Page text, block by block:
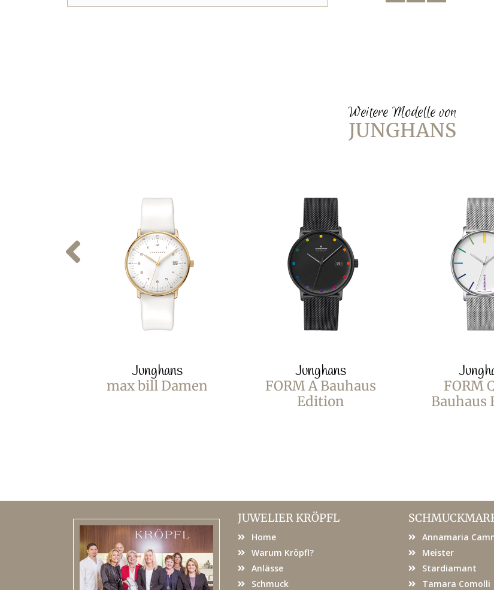
Weitere Modelle von
JUNGHANS
Junghans
max bill Damen
Junghans
FORM A Bauhaus
Edition
FORM
Bauhaus
JUWELIER KRÖPFL
Home
Warum Kröpfl?
Anlässe
Schmuck
Annamaria
Meister
Stardiamant
Tamara Comolli